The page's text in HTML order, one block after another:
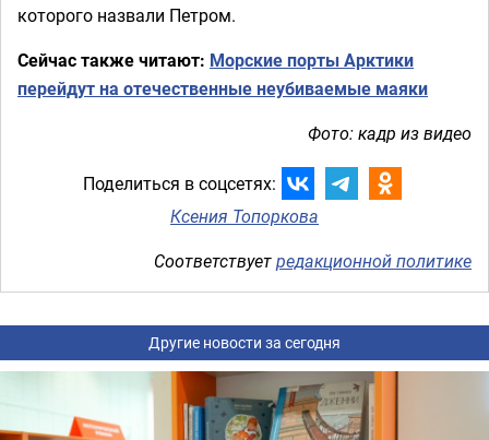
которого назвали Петром.
Сейчас также читают: Морские порты Арктики
перейдут на отечественные неубиваемые маяки
Фото: кадр из видео
Поделиться в соцсетях:
Ксения Топоркова
Соответствуетредакционной политике
Другие новости за сегодня